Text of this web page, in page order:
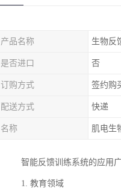
产品名称 生物反
是否进口 否
订购方式 签约购
配送方式 快递
名称 肌电生
智能反馈训练系统的应用
1. 教育领域